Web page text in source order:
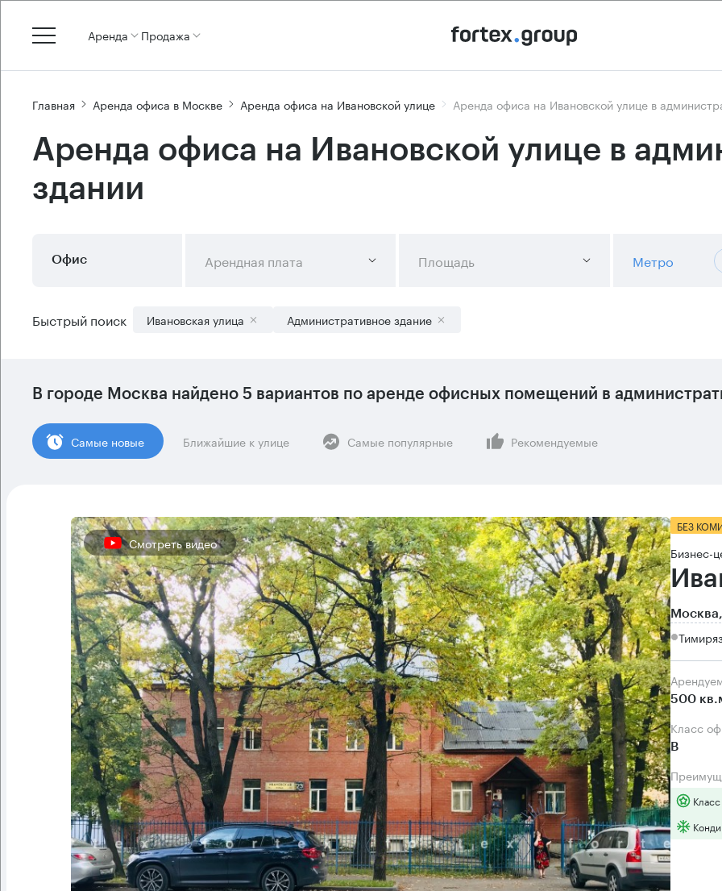
Аренда Продажа
Главная Аренда офиса в Москве Аренда офиса на Ивановской улице Аренда офиса на Ивановской улице в
Аренда офиса на Ивановской улице в
здании
Офис Арендная плата Площадь Метро
Быстрый поиск Ивановская улица Административное здание
В городе Москва найдено 5 вариантов по аренде офисных помещений в
Cамые новые Ближайшие к улице Самые популярные Рекомендуемые
Смотреть видео
БЕЗ
Бизнес-
500
Класс
B